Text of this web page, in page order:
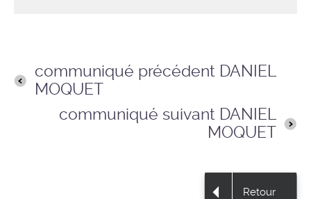
communiqué précédent DANIEL
MOQUET
communiqué suivant DANIEL
MOQUET
Retour